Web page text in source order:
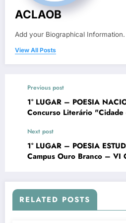
ACLAOB
Add your Biographical Information.
View All Posts
Previous post
1° LUGAR – POESIA
Concurso Literário
Next post
1° LUGAR – POESIA
Campus Ouro Branco – VI
RELATED POSTS